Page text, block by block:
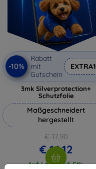
-10%
Rabatt
mit
Gutschein
3mk Silverprotection+
Schutzfolie
Maßgeschneidert
hergestellt
€ 17,90
€ 16,12
Auf Lager > 5 Stk.